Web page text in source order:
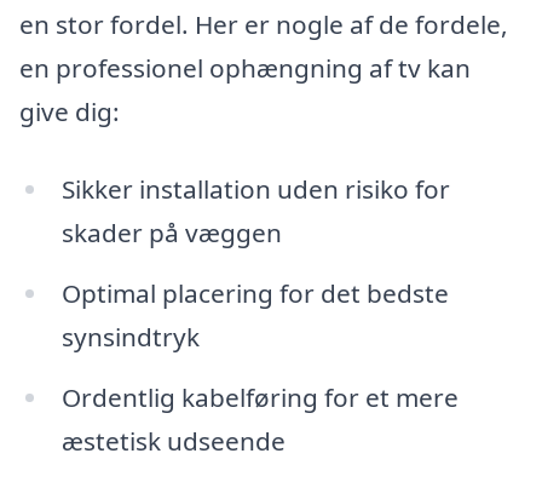
en stor fordel. Her er nogle af de fordele,
en professionel ophængning af tv kan
give dig:
Sikker installation uden risiko for
skader på væggen
Optimal placering for det bedste
synsindtryk
Ordentlig kabelføring for et mere
æstetisk udseende